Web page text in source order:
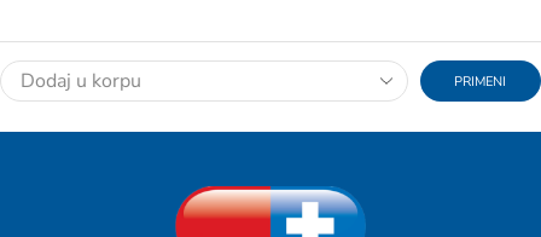
PRIMENI